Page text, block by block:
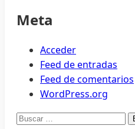
Meta
Acceder
Feed de entradas
Feed de comentarios
WordPress.org
Buscar: